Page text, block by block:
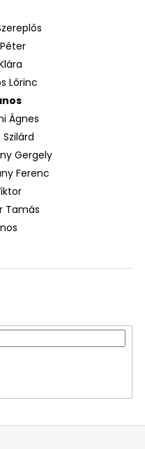
Lőrinc
Ágnes
Gergely
Ferenc
Tamás